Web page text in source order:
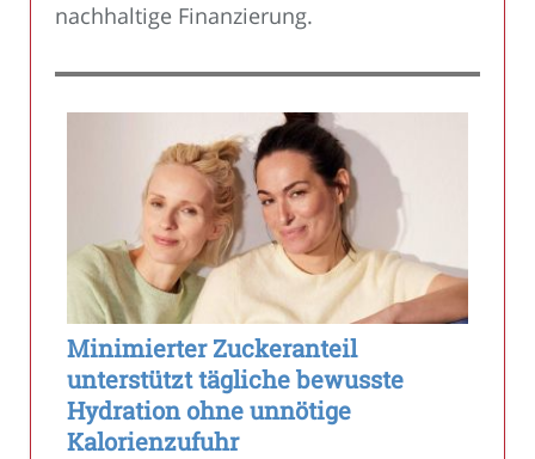
nachhaltige Finanzierung.
Minimierter Zuckeranteil
unterstützt tägliche bewusste
Hydration ohne unnötige
Kalorienzufuhr